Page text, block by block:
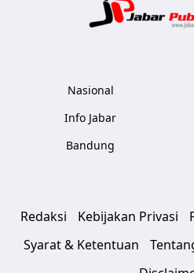
Nasional
Info Jabar
Bandung
Redaksi Kebijakan Privasi
Syarat & Ketentuan